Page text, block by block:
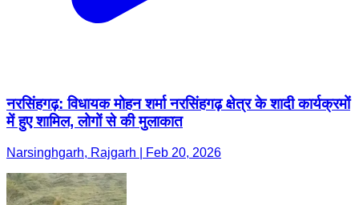
नरसिंहगढ़: विधायक मोहन शर्मा नरसिंहगढ़ क्षेत्र के शादी कार्यक्रमों
में हुए शामिल, लोगों से की मुलाकात
Narsinghgarh, Rajgarh | Feb 20, 2026